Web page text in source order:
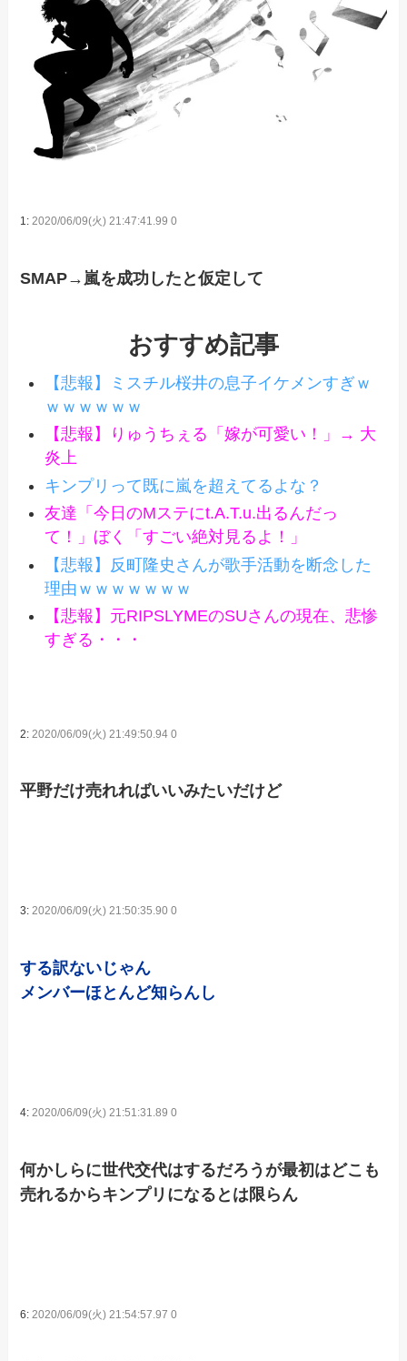
1: 2020/06/09(火) 21:47:41.99 0
SMAP→嵐を成功したと仮定して
おすすめ記事
【悲報】ミスチル桜井の息子イケメンすぎｗ
ｗｗｗｗｗｗ
【悲報】りゅうちぇる「嫁が可愛い！」→ 大
炎上
キンプリって既に嵐を超えてるよな？
友達「今日のMステにt.A.T.u.出るんだっ
て！」ぼく「すごい絶対見るよ！」
【悲報】反町隆史さんが歌手活動を断念した
理由ｗｗｗｗｗｗｗ
【悲報】元RIPSLYMEのSUさんの現在、悲惨
すぎる・・・
2: 2020/06/09(火) 21:49:50.94 0
平野だけ売れればいいみたいだけど
3:2020/06/09(火) 21:50:35.90 0
する訳ないじゃん
メンバーほとんど知らんし
4:2020/06/09(火) 21:51:31.89 0
何かしらに世代交代はするだろうが最初はどこも
売れるからキンプリになるとは限らん
6: 2020/06/09(火) 21:54:57.97 0